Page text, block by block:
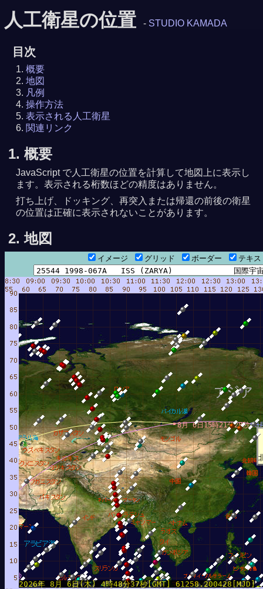
人工衛星の位置 - STUDIO KAMADA
目次
概要
地図
凡例
操作方法
表示される人工衛星
関連リンク
1. 概要
JavaScript で人工衛星の位置を計算して地図上に表示し
ます。表示される桁数ほどの精度はありません。
打ち上げ、ドッキング、再突入または帰還の前後の衛星
の位置は正確に表示されないことがあります。
2. 地図
イメージ グリッド ボーダー テキ
17秒
8
8月 6日15時21分28秒
2026年 8月 6日(木) 4時48分37秒[GMT] 61258.200428[MJD]